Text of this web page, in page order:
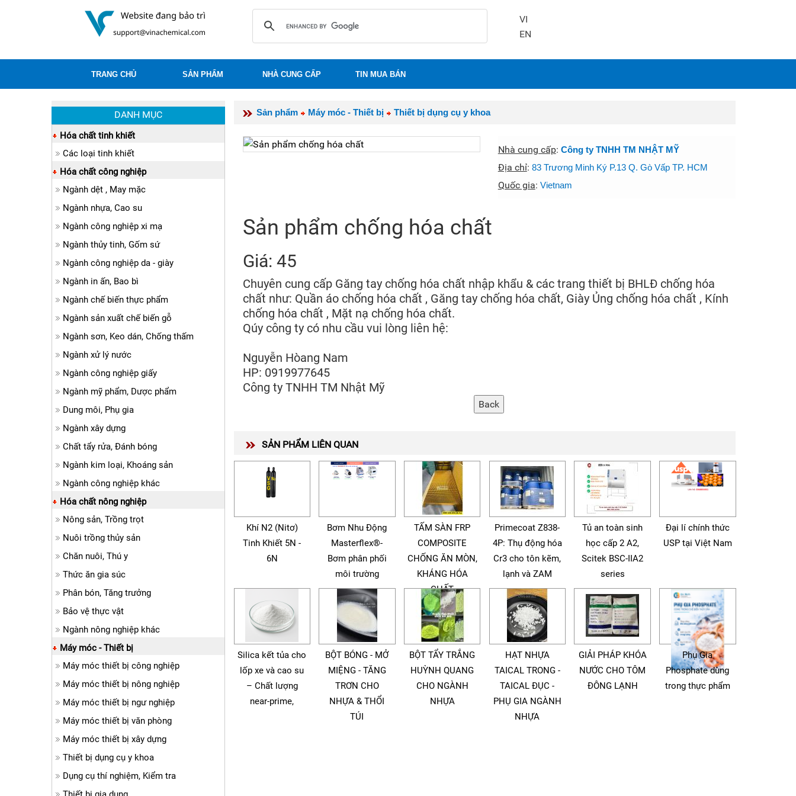
VI
EN
TRANG CHỦ SẢN PHẨM NHÀ CUNG CẤP TIN MUA BÁN
Sản phẩm Máy móc - Thiết bị Thiết bị dụng cụ y khoa
Nhà cung cấp: Công ty TNHH TM NHẬT MỸ
Địa chỉ: 83 Trương Minh Ký P.13 Q. Gò Vấp TP. HCM
Quốc gia: Vietnam
Sản phẩm chống hóa chất
Giá: 45
Chuyên cung cấp Găng tay chống hóa chất nhập khẩu & các trang thiết bị BHLĐ chống hóa
chất như: Quần áo chống hóa chất , Găng tay chống hóa chất, Giày Ủng chống hóa chất , Kính
chống hóa chất , Mặt nạ chống hóa chất.
Qúy công ty có nhu cầu vui lòng liên hệ:
Nguyễn Hòang Nam
HP: 0919977645
Công ty TNHH TM Nhật Mỹ
SẢN PHẨM LIÊN QUAN
Khí N2 (Nitơ)
Tinh Khiết 5N -
6N
Bơm Nhu Động
Masterflex®-
Bơm phân phối
môi trường
TẤM SÀN FRP
COMPOSITE
CHỐNG ĂN MÒN,
KHÁNG HÓA
CHẤT
Primecoat Z838-
4P: Thụ động hóa
Cr3 cho tôn kẽm,
lạnh và ZAM
Tủ an toàn sinh
học cấp 2 A2,
Scitek BSC-IIA2
series
Đại lí chính thức
USP tại Việt Nam
Silica kết tủa cho
lốp xe và cao su
– Chất lượng
near-prime,
BỘT BÓNG - MỞ
MIỆNG - TĂNG
TRƠN CHO
NHỰA & THỔI
TÚI
BỘT TẨY TRẮNG
HUỲNH QUANG
CHO NGÀNH
NHỰA
HẠT NHỰA
TAICAL TRONG -
TAICAL ĐỤC -
PHỤ GIA NGÀNH
NHỰA
GIẢI PHÁP KHÓA
NƯỚC CHO TÔM
ĐÔNG LẠNH
Phụ Gia
Phosphate dùng
trong thực phẩm
DANH MỤC
Hóa chất tinh khiết
Các loại tinh khiết
Hóa chất công nghiệp
Ngành dệt , May mặc
Ngành nhựa, Cao su
Ngành công nghiệp xi mạ
Ngành thủy tinh, Gốm sứ
Ngành công nghiệp da - giày
Ngành in ấn, Bao bì
Ngành chế biến thực phẩm
Ngành sản xuất chế biến gỗ
Ngành sơn, Keo dán, Chống thấm
Ngành xử lý nước
Ngành công nghiệp giấy
Ngành mỹ phẩm, Dược phẩm
Dung môi, Phụ gia
Ngành xây dựng
Chất tẩy rửa, Đánh bóng
Ngành kim loại, Khoáng sản
Ngành công nghiệp khác
Hóa chất nông nghiệp
Nông sản, Trồng trọt
Nuôi trồng thủy sản
Chăn nuôi, Thú y
Thức ăn gia súc
Phân bón, Tăng trưởng
Bảo vệ thực vật
Ngành nông nghiệp khác
Máy móc - Thiết bị
Máy móc thiết bị công nghiệp
Máy móc thiết bị nông nghiệp
Máy móc thiết bị ngư nghiệp
Máy móc thiết bị văn phòng
Máy móc thiết bị xây dựng
Thiết bị dụng cụ y khoa
Dụng cụ thí nghiệm, Kiểm tra